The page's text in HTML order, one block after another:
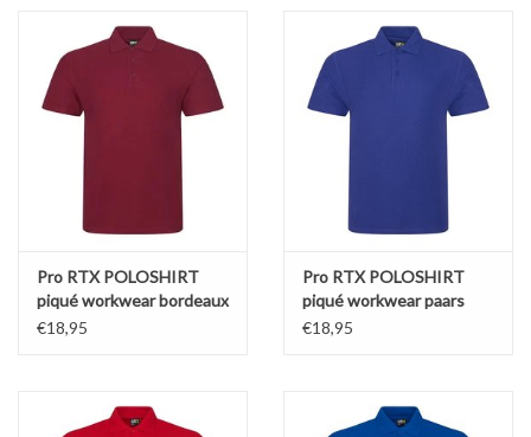
Pro RTX POLOSHIRT
piqué workwear bordeaux
€18,95
Pro RTX POLOSHIRT
piqué workwear paars
€18,95